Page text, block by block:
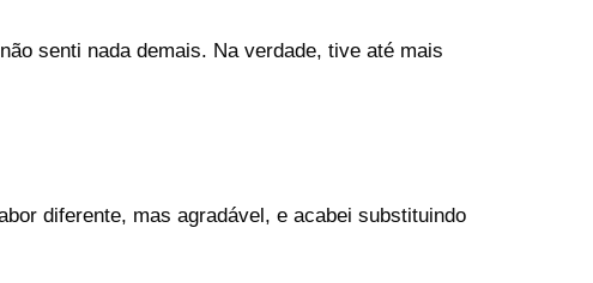
senti nada demais. Na verdade, tive até mais
diferente, mas agradável, e acabei substituindo